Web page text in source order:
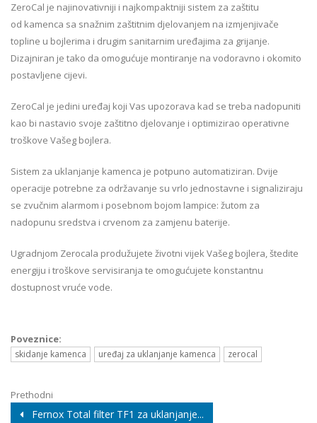
ZeroCal je najinovativniji i najkompaktniji sistem za zaštitu
od kamenca sa snažnim zaštitnim djelovanjem na izmjenjivače
topline u bojlerima i drugim sanitarnim uređajima za grijanje.
Dizajniran je tako da omogućuje montiranje na vodoravno i okomito
postavljene cijevi.
ZeroCal je jedini uređaj koji Vas upozorava kad se treba nadopuniti
kao bi nastavio svoje zaštitno djelovanje i optimizirao operativne
troškove Vašeg bojlera.
Sistem za uklanjanje kamenca je potpuno automatiziran. Dvije
operacije potrebne za održavanje su vrlo jednostavne i signaliziraju
se zvučnim alarmom i posebnom bojom lampice: žutom za
nadopunu sredstva i crvenom za zamjenu baterije.
Ugradnjom Zerocala produžujete životni vijek Vašeg bojlera, štedite
energiju i troškove servisiranja te omogućujete konstantnu
dostupnost vruće vode.
Poveznice:
skidanje kamenca uređaj za uklanjanje kamenca zerocal
Prethodni
Fernox Total filter TF1 za uklanjanje...